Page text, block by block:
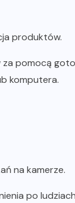
produktów.
pomocą
komputera.
na kamerze.
po